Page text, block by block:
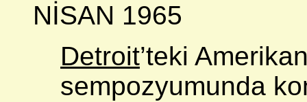
NİSAN 1965
Detroit’teki
sempozyumunda